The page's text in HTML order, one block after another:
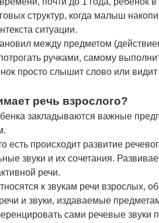
структур, когда малыш
ситуации.
между предметом
ручками, самому
просто слышит слово или
речь взрослого?
закладываются важные
есть происходит развитие
звуки и их сочетания.
речи.
к звукам речи взрослых,
и звуки, издаваемые
сами речевые звуки